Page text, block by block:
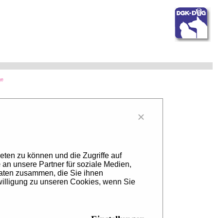
×
zu können und die Zugriffe auf
unsere Partner für soziale Medien,
zusammen, die Sie ihnen
zu unseren Cookies, wenn Sie